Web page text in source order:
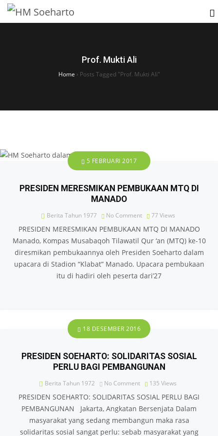
Prof. Mukti Ali
Home › Posts Tagged "Prof. Mukti Ali"
5 FEBRUARI 2017
PRESIDEN MERESMIKAN PEMBUKAAN MTQ DI
MANADO
Berita Tahun 1977 No Comment 77 Views
PRESIDEN MERESMIKAN PEMBUKAAN MTQ DI MANADO
Manado, Kompas Musabaqoh Tilawatil Qur ‘an (MTQ) ke-10
diresmikan pembukaannya oleh Presiden Soeharto dalam
upacara di Stadion “Klabat” Manado. Upacara pembukaan
itu di hadiri oleh peserta dari’27
18 DESEMBER 2016
PRESIDEN SOEHARTO: SOLIDARITAS SOSIAL
PERLU BAGI PEMBANGUNAN
Berita Tahun 1972 No Comment 135 Views
PRESIDEN SOEHARTO: SOLIDARITAS SOSIAL PERLU BAGI
PEMBANGUNAN Jakarta, Angkatan Bersenjata Dalam
masyarakat yang sedang membangun maka rasa
solidaritas sosial sangat perlu: sebab masyarakat yang